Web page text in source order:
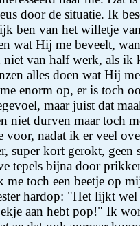
door de situatie. Ik
ben van het willetje
wat Hij me beveelt,
van half werk, als ik
alles doen wat Hij
enorm op, er is toch
maar juist dat
niet durven maar toch
voor, nadat ik er veel
super kort gerokt, geen
tepels bijna door
me toch een beetje op
hardop: "Het lijkt
aan hebt pop!" Ik